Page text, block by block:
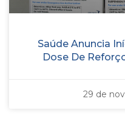
Saúde Anuncia
Dose De
29 de